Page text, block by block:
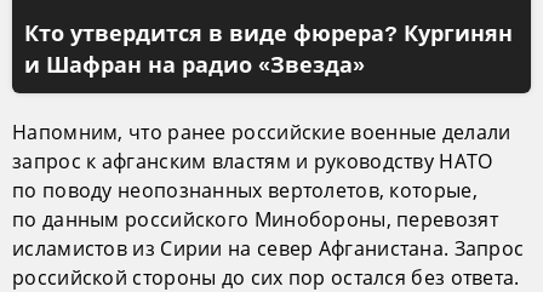
Кто утвердится в виде фюрера? Кургинян
и Шафран на радио «Звезда»
Напомним, что ранее российские военные делали
запрос к афганским властям и руководству НАТО
по поводу неопознанных вертолетов, которые,
по данным российского Минобороны, перевозят
исламистов из Сирии на север Афганистана. Запрос
российской стороны до сих пор остался без ответа.